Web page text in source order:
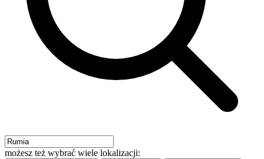
możesz też wybrać wiele lokalizacji: